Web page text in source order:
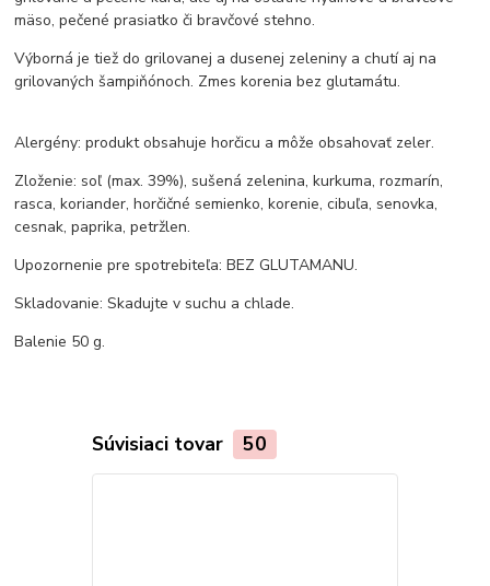
mäso, pečené prasiatko či bravčové stehno.
Výborná je tiež do grilovanej a dusenej zeleniny a chutí aj na
grilovaných šampiňónoch. Zmes korenia bez glutamátu.
Alergény: produkt obsahuje horčicu a môže obsahovať zeler.
Zloženie: soľ (max. 39%), sušená zelenina, kurkuma, rozmarín,
rasca, koriander, horčičné semienko, korenie, cibuľa, senovka,
cesnak, paprika, petržlen.
Upozornenie pre spotrebiteľa: BEZ GLUTAMANU.
Skladovanie: Skadujte v suchu a chlade.
Balenie 50 g.
Súvisiaci tovar 50